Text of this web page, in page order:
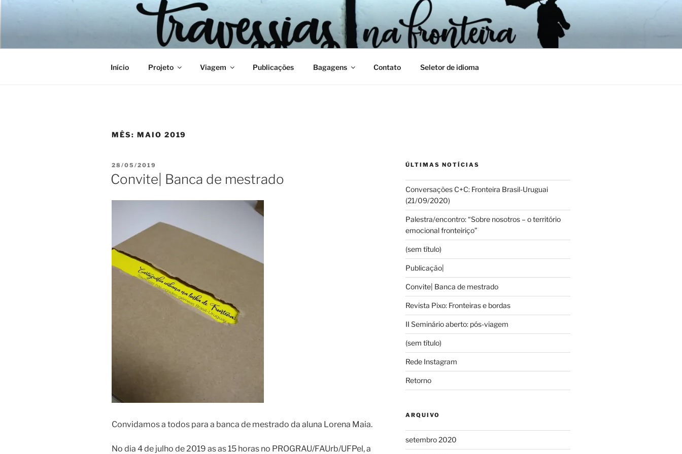
Início Projeto Viagem Publicações Bagagens Contato Seletor de idioma
MÊS: MAIO 2019
PUBLICADO
EM
28/05/2019
Convite| Banca de mestrado
Convidamos a todos para a banca de mestrado da aluna Lorena Maia.
No dia 4 de julho de 2019 as as 15 horas no PROGRAU/FAUrb/UFPel, a
ÚLTIMAS NOTÍCIAS
Conversações C+C: Fronteira Brasil-Uruguai
(21/09/2020)
Palestra/encontro: “Sobre nosotros – o território
emocional fronteiriço”
(sem título)
Publicação|
Convite| Banca de mestrado
Revista Pixo: Fronteiras e bordas
II Seminário aberto: pós-viagem
(sem título)
Rede Instagram
Retorno
ARQUIVO
setembro 2020